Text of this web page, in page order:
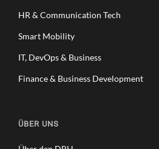
HR & Communication Tech
Smart Mobility
IT, DevOps & Business
Finance & Business Development
ÜBER UNS